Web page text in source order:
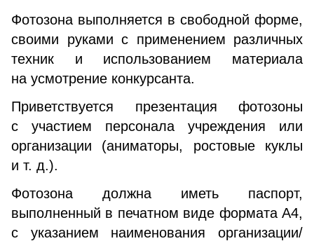
Фотозона выполняется в свободной форме,
своими руками с применением различных
техник и использованием материала
на усмотрение конкурсанта.
Приветствуется презентация фотозоны
с участием персонала учреждения или
организации (аниматоры, ростовые куклы
и т. д.).
Фотозона должна иметь паспорт,
выполненный в печатном виде формата А4,
с указанием наименования организации/